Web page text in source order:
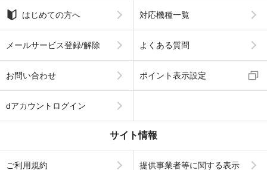
はじめての方へ 対応機種一覧
メールサービス登録/解除 よくある質問
お問い合わせ ポイント表示設定
dアカウントログイン
サイト情報
ご利用規約 提供事業者等に関する表示